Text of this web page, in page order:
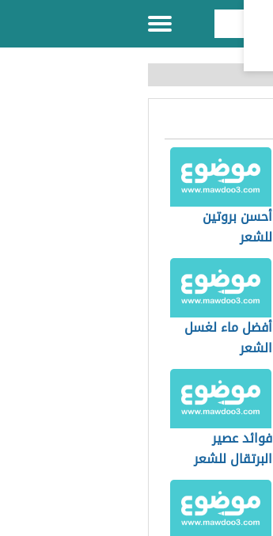
أحسن بروتين
للشعر
أفضل ماء لغسل
الشعر
فوائد عصير
البرتقال للشعر